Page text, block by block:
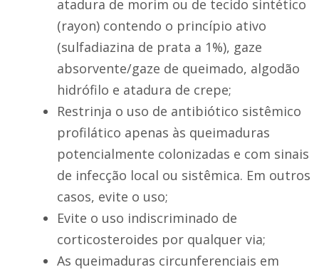
atadura de morim ou de tecido sintético
(rayon) contendo o princípio ativo
(sulfadiazina de prata a 1%), gaze
absorvente/gaze de queimado, algodão
hidrófilo e atadura de crepe;
Restrinja o uso de antibiótico sistêmico
profilático apenas às queimaduras
potencialmente colonizadas e com sinais
de infecção local ou sistêmica. Em outros
casos, evite o uso;
Evite o uso indiscriminado de
corticosteroides por qualquer via;
As queimaduras circunferenciais em